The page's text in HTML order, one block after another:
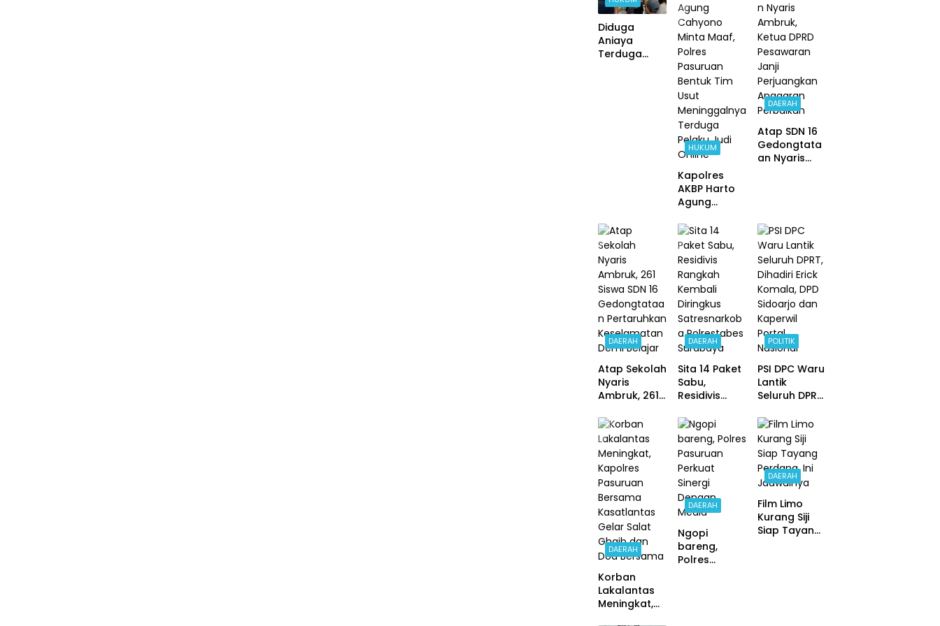
Diduga
Aniaya
Terduga
HUKUM
Kapolres
AKBP Harto
Agung
Minta Maaf,
Polres
Pasuruan
Bentuk Tim
Usut
Meninggalny
a Terduga
Pelaku Judi
Online
DAERAH
Atap SDN 16
Gedongtata
an Nyaris
Perjuangkan
Anggaran
Perbaikan
DAERAH
Atap Sekolah
Nyaris
Ambruk, 261
Gedongtata
an
Pertaruhkan
Keselamatan
Demi Belajar
DAERAH
Sita 14 Paket
Sabu,
Residivis
Kembali
Diringkus
Satresnarko
ba
Polrestabes
Surabaya
POLITIK
PSI DPC Waru
Lantik
Seluruh DPRT,
Komala, DPD
Sidoarjo dan
Kaperwil
Portal
Nasional
DAERAH
Korban
Lakalantas
Meningkat,
DAERAH
Ngopi
bareng,
Polres
DAERAH
Film Limo
Kurang Siji
Siap Tayang